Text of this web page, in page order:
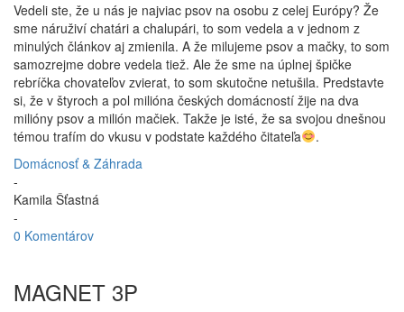
Vedeli ste, že u nás je najviac psov na osobu z celej Európy? Že
sme náruživí chatári a chalupári, to som vedela a v jednom z
minulých článkov aj zmienila. A že milujeme psov a mačky, to som
samozrejme dobre vedela tiež. Ale že sme na úplnej špičke
rebríčka chovateľov zvierat, to som skutočne netušila. Predstavte
si, že v štyroch a pol milióna českých domácností žije na dva
milióny psov a milión mačiek. Takže je isté, že sa svojou dnešnou
témou trafím do vkusu v podstate každého čitateľa
.
Domácnosť & Záhrada
-
Kamila Šťastná
-
0 Komentárov
MAGNET 3P